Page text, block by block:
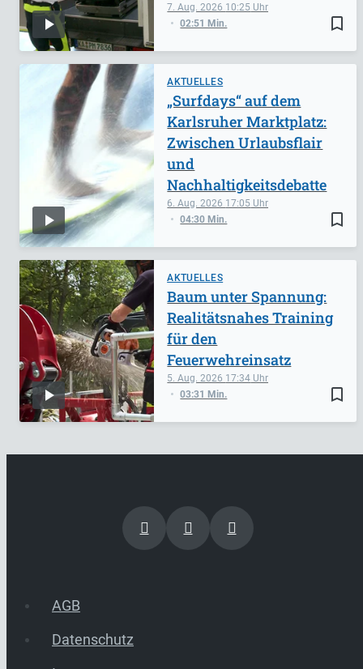
bookmark_border
7. Aug. 2026 10:25
02:51 Min.
AKTUELLES
bookmark_border
6. Aug. 2026 17:05
04:30 Min.
„Surfdays“ auf dem
Karlsruher Marktplatz:
Zwischen Urlaubsflair
und
Nachhaltigkeitsdebatte
AKTUELLES
bookmark_border
5. Aug. 2026 17:34
03:31 Min.
Baum unter Spannung:
Realitätsnahes Training
für den
Feuerwehreinsatz
AGB
Datenschutz